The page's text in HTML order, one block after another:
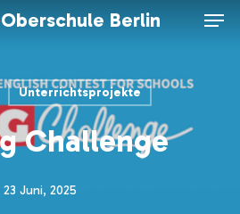
Berlin
Unterrichtsprojekte
Challenge
23 Juni, 2025